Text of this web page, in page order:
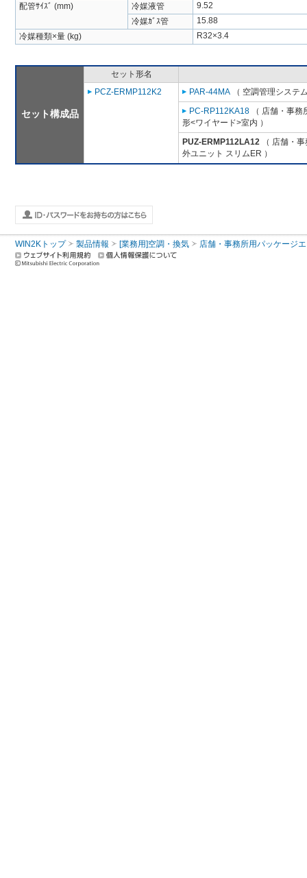
配管ｻｲｽﾞ (mm)
冷媒液管
9.52
冷媒ｶﾞｽ管
15.88
冷媒種類×量 (kg)
R32×3.4
セット構成品
セット形名
PCZ-ERMP112K2
PAR-44MA （ 空調管理システ
PC-RP112KA18 （ 店舗・事
形<ワイヤード>室内 ）
PUZ-ERMP112LA12 （ 店舗・
外ユニット スリムER ）
WIN2Kトップ 製品情報 [業務用]空調・換気 店舗・事務所用パッケージ